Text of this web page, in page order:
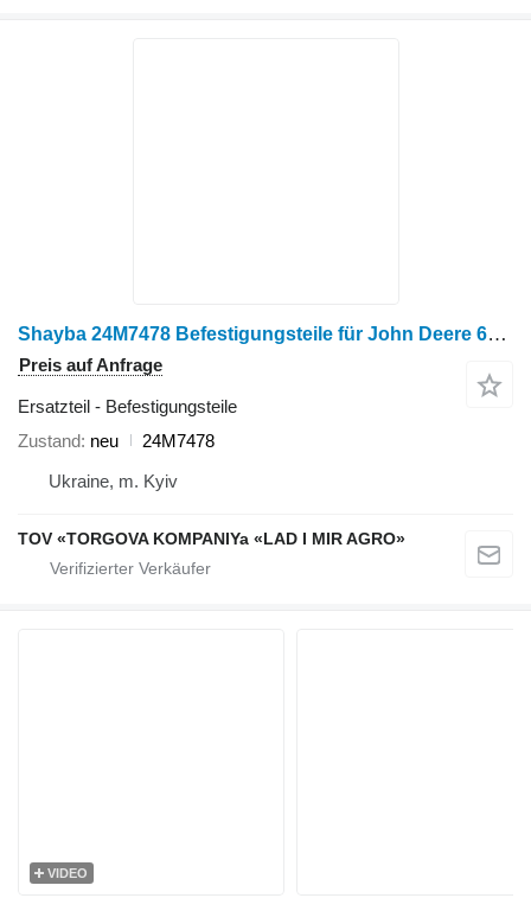
Shayba 24M7478 Befestigungsteile für John Deere 6105M Radtraktor
Preis auf Anfrage
Ersatzteil - Befestigungsteile
Zustand neu
24M7478
Ukraine, m. Kyiv
TOV «TORGOVA KOMPANIYa «LAD I MIR AGRO»
VIDEO